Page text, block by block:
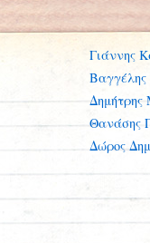
Γιάννης
Βαγγέλης
Δημήτρης
Θανάσης
Δώρος